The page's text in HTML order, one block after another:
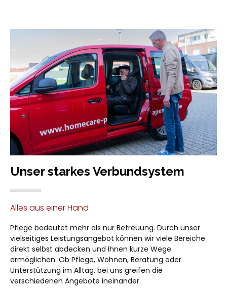
Unser starkes Verbundsystem
Alles aus einer Hand
Pflege bedeutet mehr als nur Betreuung. Durch unser
vielseitiges Leistungsangebot können wir viele Bereiche
direkt selbst abdecken und Ihnen kurze Wege
ermöglichen. Ob Pflege, Wohnen, Beratung oder
Unterstützung im Alltag, bei uns greifen die
verschiedenen Angebote ineinander.